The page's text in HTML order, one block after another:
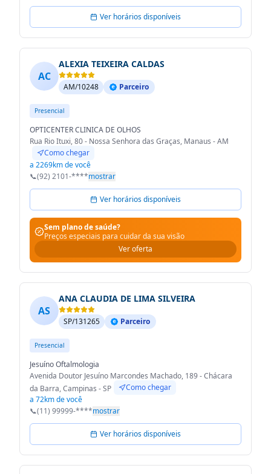
Ver horários disponíveis
AC
ALEXIA TEIXEIRA CALDAS
AM/10248 Parceiro
Presencial
OPTICENTER CLINICA DE OLHOS
Rua Rio Ituxi, 80 - Nossa Senhora das Graças, Manaus - AM
Como chegar
a 2269km de você
📞(92) 2101-****mostrar
Ver horários disponíveis
Sem plano de saúde?
Preços especiais para cuidar da sua visão
Ver oferta
AS
ANA CLAUDIA DE LIMA SILVEIRA
SP/131265 Parceiro
Presencial
Jesuíno Oftalmologia
Avenida Doutor Jesuíno Marcondes Machado, 189 - Chácara
da Barra, Campinas - SP
Como chegar
a 72km de você
📞(11) 99999-****mostrar
Ver horários disponíveis